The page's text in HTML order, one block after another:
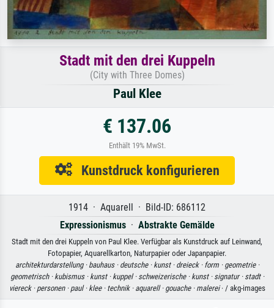
Stadt mit den drei Kuppeln
(City with Three Domes)
Paul Klee
€ 137.06
Enthält 19% MwSt.
Kunstdruck konfigurieren
1914 · Aquarell · Bild-ID: 686112
Expressionismus· Abstrakte Gemälde
Stadt mit den drei Kuppeln von Paul Klee. Verfügbar als Kunstdruck auf Leinwand,
Fotopapier, Aquarellkarton, Naturpapier oder Japanpapier.
architekturdarstellung · bauhaus · deutsche · kunst · dreieck · form · geometrie ·
geometrisch · kubismus · kunst · kuppel · schweizerische · kunst · signatur · stadt ·
viereck · personen · paul · klee · technik · aquarell · gouache · malerei· / akg-images